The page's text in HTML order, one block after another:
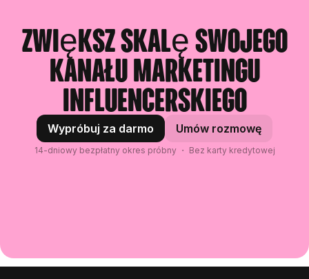
- Weryfikacja (popularne posty, fałszywi
obserwujący)
Aby zobaczyć je wszystkie,wypróbuj
Modash za darmo.
Shopify. Wyszukiwanie influencerów,
analizowanie profili, zarządzanie listami
influencerów, zbieranie treści od
influencerów i wiele więcej. Setki innych
rodzajów firm korzystają z Modash, w tym
Airbnb, NordVPN i Ground News.
kliknięć w linki i inne dane. Zobacz, jak to
działa.
Zwiększ skalę swojego
kanału marketingu
influencerskiego
Wypróbuj za darmo Umów rozmowę
14-dniowy bezpłatny okres próbny ・ Bez karty kredytowej